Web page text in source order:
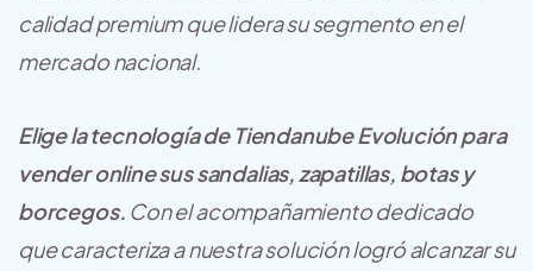
calidad premium que lidera su segmento en el
mercado nacional.
Elige la tecnología de Tiendanube Evolución para
vender online sus sandalias, zapatillas, botas y
borcegos. Con el acompañamiento dedicado
que caracteriza a nuestra solución logró alcanzar su